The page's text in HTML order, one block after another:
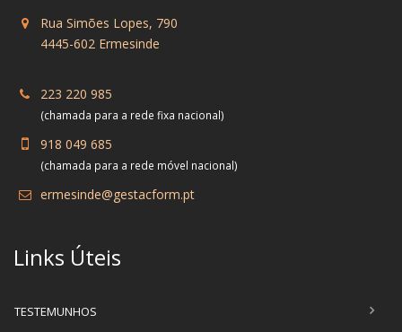
Rua Simões Lopes, 790
4445-602 Ermesinde
223 220 985
(chamada para a rede fixa nacional)
918 049 685
(chamada para a rede móvel nacional)
ermesinde@gestacform.pt
Links Úteis
TESTEMUNHOS